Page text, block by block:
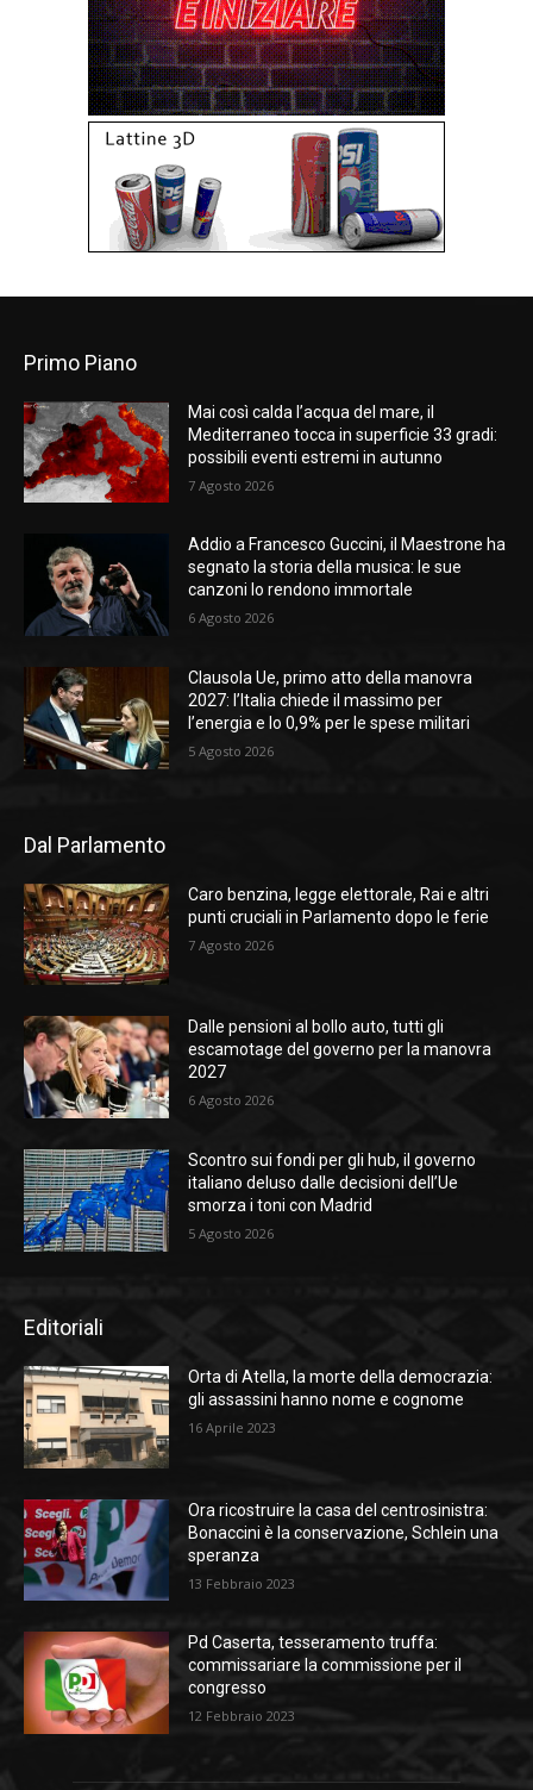
Primo Piano
Mai così calda l’acqua del mare, il
Mediterraneo tocca in superficie 33 gradi:
possibili eventi estremi in autunno
7 Agosto 2026
Addio a Francesco Guccini, il Maestrone ha
segnato la storia della musica: le sue
canzoni lo rendono immortale
6 Agosto 2026
Clausola Ue, primo atto della manovra
2027: l’Italia chiede il massimo per
l’energia e lo 0,9% per le spese militari
5 Agosto 2026
Dal Parlamento
Caro benzina, legge elettorale, Rai e altri
punti cruciali in Parlamento dopo le ferie
7 Agosto 2026
Dalle pensioni al bollo auto, tutti gli
escamotage del governo per la manovra
2027
6 Agosto 2026
Scontro sui fondi per gli hub, il governo
italiano deluso dalle decisioni dell’Ue
smorza i toni con Madrid
5 Agosto 2026
Editoriali
Orta di Atella, la morte della democrazia:
gli assassini hanno nome e cognome
16 Aprile 2023
Ora ricostruire la casa del centrosinistra:
Bonaccini è la conservazione, Schlein una
speranza
13 Febbraio 2023
Pd Caserta, tesseramento truffa:
commissariare la commissione per il
congresso
12 Febbraio 2023